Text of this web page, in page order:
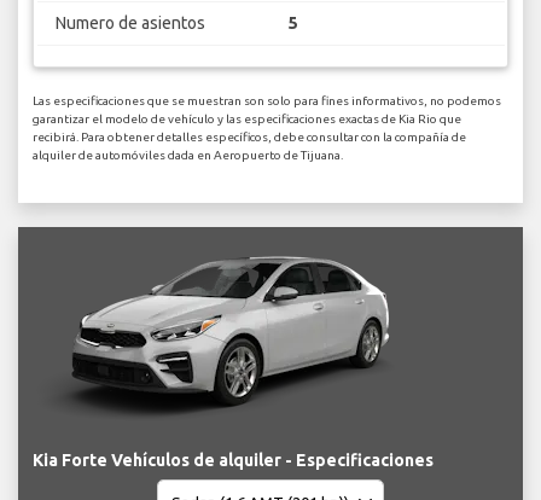
Numero de asientos 5
Las especificaciones que se muestran son solo para fines informativos, no podemos
garantizar el modelo de vehículo y las especificaciones exactas de Kia Rio que
recibirá. Para obtener detalles específicos, debe consultar con la compañía de
alquiler de automóviles dada en Aeropuerto de Tijuana.
Kia Forte Vehículos de alquiler - Especificaciones